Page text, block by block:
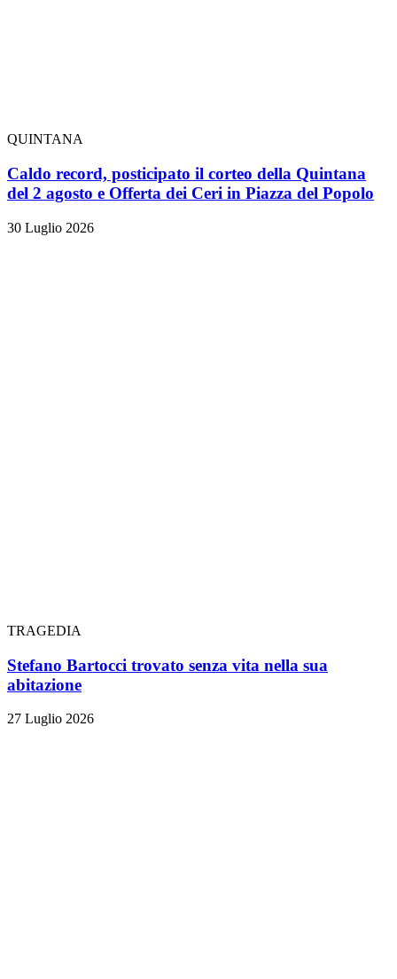
QUINTANA
Caldo record, posticipato il corteo della Quintana
del 2 agosto e Offerta dei Ceri in Piazza del Popolo
30 Luglio 2026
TRAGEDIA
Stefano Bartocci trovato senza vita nella sua
abitazione
27 Luglio 2026